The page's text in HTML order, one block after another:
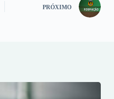
PRÓXIMO